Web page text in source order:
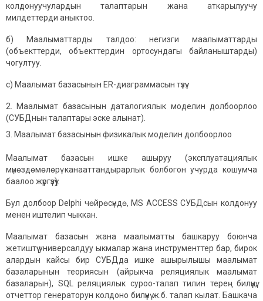
колдонуучулардын талаптарын жана аткарылуучу
милдеттерди аныктоо.
б) Маалыматтарды талдоо: негизги маалыматтарды
(объекттерди, объекттердин ортосундагы байланыштарды)
чогултуу.
с) Маалымат базасынын ER-диаграммасын түзүү.
Маалымат базасынын даталогиялык моделин долбоорлоо
(СУБДнын талаптары эске алынат).
Маалымат базасынын физикалык моделин долбоорлоо
Маалымат базасын ишке ашыруу (эксплуатациялык
мүнөздөмөлөрү канааттандырарлык болбогон учурда кошумча
баалоо жүргүзүү).
Бул долбоор Delphi чөйрөсүндө, MS ACCESS СУБДсын колдонуу
менен иштелип чыккан.
Маалымат базасын жана маалыматты башкаруу боюнча
жетиштүү универсалдуу ыкмалар жана инструменттер бар, бирок
алардын кайсы бир СУБДда ишке ашырылышы маалымат
базаларынын теориясын (айрыкча реляциялык маалымат
базаларын), SQL реляциялык суроо-талап тилин терең билүүнү,
отчеттор генераторун колдоно билүүнү ж.б. талап кылат. Башкача